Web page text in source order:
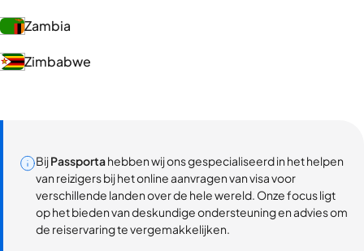
Zambia
Zimbabwe
BijPassportahebben wij ons gespecialiseerd in het helpen
van reizigers bij het online aanvragen van visa voor
verschillende landen over de hele wereld. Onze focus ligt
op het bieden van deskundige ondersteuning en advies om
de reiservaring te vergemakkelijken.